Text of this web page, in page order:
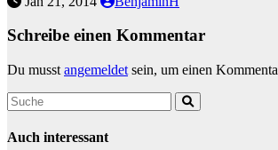
Schreibe einen Kommentar
Du musst angemeldet sein, um einen
Auch interessant